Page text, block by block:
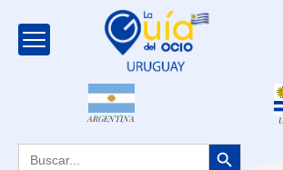
ARGENTINA
Buscar: Botón de